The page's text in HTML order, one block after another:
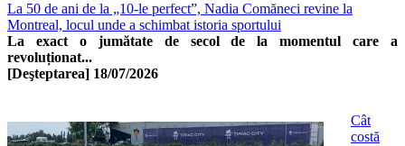
La 50 de ani de la „10-le perfect”, Nadia Comăneci revine la
Montreal, locul unde a schimbat istoria sportului
La exact o jumătate de secol de la momentul care a
revoluționat...
[Deşteptarea] 18/07/2026
Cât
costă